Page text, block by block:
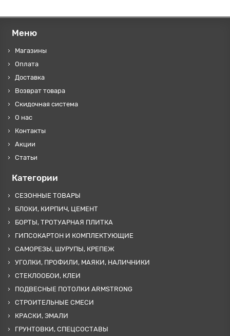
Меню
Магазины
Оплата
Доставка
Возврат товара
Скидочная система
О нас
Контакты
Акции
Статьи
Категории
СЕЗОННЫЕ ТОВАРЫ
БЛОКИ, КИРПИЧ, ЦЕМЕНТ
БОРТЫ, ТРОТУАРНАЯ ПЛИТКА
ГИПСОКАРТОН И КОМПЛЕКТУЮЩИЕ
САМОРЕЗЫ, ШУРУПЫ, КРЕПЕЖ
УГОЛКИ, ПРОФИЛИ, МАЯКИ, НАЛИЧНИКИ
СТЕКЛООБОИ, КЛЕИ
ПОДВЕСНЫЕ ПОТОЛКИ ARMSTRONG
СТРОИТЕЛЬНЫЕ СМЕСИ
КРАСКИ, ЭМАЛИ
ГРУНТОВКИ, СПЕЦСОСТАВЫ